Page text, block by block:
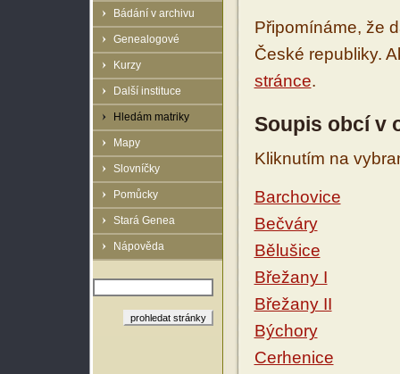
Bádání v archivu
Genealogové
Kurzy
Další instituce
Hledám matriky
Mapy
Slovníčky
Pomůcky
Stará Genea
Nápověda
Připomínáme, že
České republiky.
stránce.
Soupis obcí v
Kliknutím na
Barchovice
Bečváry
Bělušice
Břežany I
Břežany II
Býchory
Cerhenice